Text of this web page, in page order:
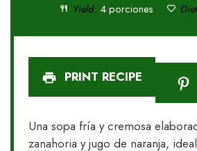
Yield: 4 porciones
PRINT RECIPE
Una sopa fría y cremosa
zanahoria y jugo de naranja,